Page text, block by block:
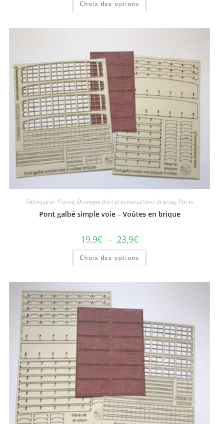
Choix des options
Fabriqué en France, Ouvrages d'art et constructions diverses, Ponts
Pont galbé simple voie – Voûtes en brique
19,9€ – 23,9€
Choix des options